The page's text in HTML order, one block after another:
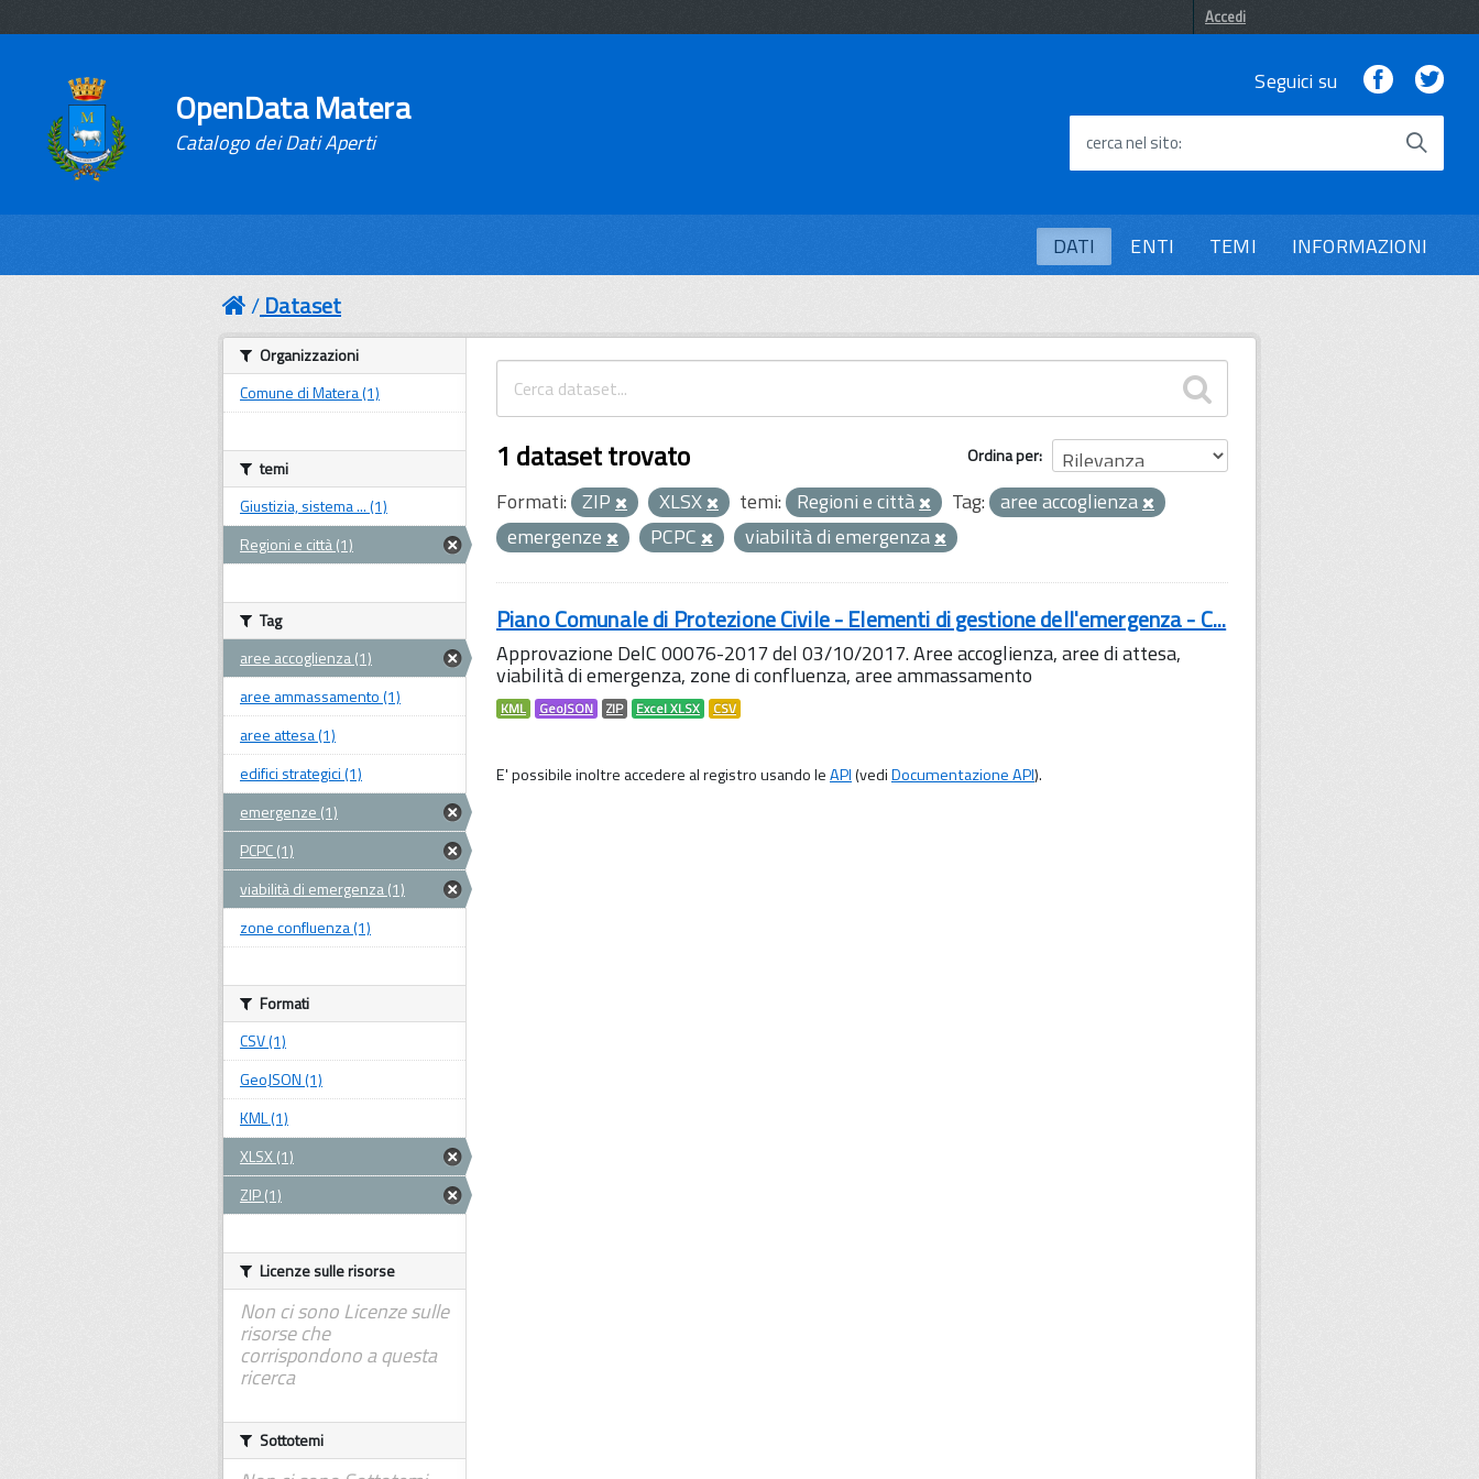
Accedi
OpenData Matera
Catalogo dei Dati Aperti
Seguici su Facebook
cerca nel sito
DATI ENTI TEMI INFORMAZIONI
Dataset
Ordina per
1 dataset trovato
Formati: ZIP XLSX temi: Regioni e città Tag: aree accoglienza
emergenze
PCPC viabilità di emergenza
Piano Comunale di Protezione Civile - Elementi di gestione dell'emergenza - C...
Approvazione DelC 00076-2017 del 03/10/2017. Aree accoglienza, aree di attesa,
viabilità di emergenza, zone di confluenza, aree ammassamento
KML GeoJSON ZIP Excel XLSX CSV
E' possibile inoltre accedere al registro usando leAPI(vediDocumentazione API).
Organizzazioni
Comune di Matera (1)
temi
Giustizia, sistema ... (1)
Regioni e città (1)
Tag
aree accoglienza (1)
aree ammassamento (1)
aree attesa (1)
edifici strategici (1)
emergenze (1)
PCPC (1)
viabilità di emergenza (1)
zone confluenza (1)
Formati
CSV (1)
GeoJSON (1)
KML (1)
XLSX (1)
ZIP (1)
Licenze sulle risorse
Non ci sono Licenze sulle
risorse che
corrispondono a questa
ricerca
Sottotemi